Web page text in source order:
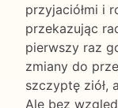
przyjaciółmi i
przekazując
pierwszy raz
zmiany do
szczyptę ziół,
Ale bez